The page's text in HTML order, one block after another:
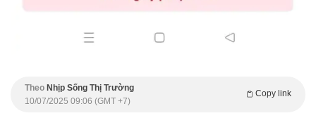
Theo Nhịp Sống Thị Trường
Copy link
10/07/2025 09:06 (GMT +7)